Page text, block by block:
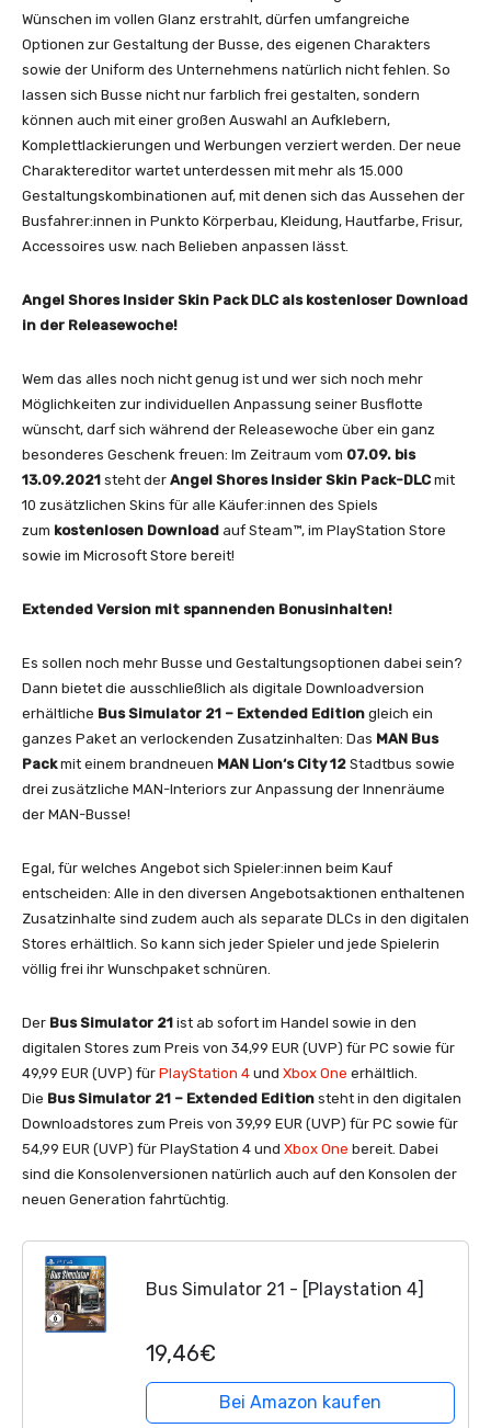
Wünschen im vollen Glanz erstrahlt, dürfen umfangreiche
Optionen zur Gestaltung der Busse, des eigenen Charakters
sowie der Uniform des Unternehmens natürlich nicht fehlen. So
lassen sich Busse nicht nur farblich frei gestalten, sondern
können auch mit einer großen Auswahl an Aufklebern,
Komplettlackierungen und Werbungen verziert werden. Der neue
Charaktereditor wartet unterdessen mit mehr als 15.000
Gestaltungskombinationen auf, mit denen sich das Aussehen der
Busfahrer:innen in Punkto Körperbau, Kleidung, Hautfarbe, Frisur,
Accessoires usw. nach Belieben anpassen lässt.
Angel Shores Insider Skin Pack DLC als kostenloser Download
in der Releasewoche!
Wem das alles noch nicht genug ist und wer sich noch mehr
Möglichkeiten zur individuellen Anpassung seiner Busflotte
wünscht, darf sich während der Releasewoche über ein ganz
besonderes Geschenk freuen: Im Zeitraum vom 07.09. bis
13.09.2021 steht der Angel Shores Insider Skin Pack-DLC mit
10 zusätzlichen Skins für alle Käufer:innen des Spiels
zum kostenlosen Download auf Steam™, im PlayStation Store
sowie im Microsoft Store bereit!
Extended Version mit spannenden Bonusinhalten!
Es sollen noch mehr Busse und Gestaltungsoptionen dabei sein?
Dann bietet die ausschließlich als digitale Downloadversion
erhältliche Bus Simulator 21 – Extended Edition gleich ein
ganzes Paket an verlockenden Zusatzinhalten: Das MAN Bus
Packmit einem brandneuen MAN Lion‘s City 12 Stadtbus sowie
drei zusätzliche MAN-Interiors zur Anpassung der Innenräume
der MAN-Busse!
Egal, für welches Angebot sich Spieler:innen beim Kauf
entscheiden: Alle in den diversen Angebotsaktionen enthaltenen
Zusatzinhalte sind zudem auch als separate DLCs in den digitalen
Stores erhältlich. So kann sich jeder Spieler und jede Spielerin
völlig frei ihr Wunschpaket schnüren.
Der Bus Simulator 21 ist ab sofort im Handel sowie in den
digitalen Stores zum Preis von 34,99 EUR (UVP) für PC sowie für
49,99 EUR (UVP) für PlayStation 4 und Xbox One erhältlich.
Die Bus Simulator 21 – Extended Edition steht in den digitalen
Downloadstores zum Preis von 39,99 EUR (UVP) für PC sowie für
54,99 EUR (UVP) für PlayStation 4 und Xbox One bereit. Dabei
sind die Konsolenversionen natürlich auch auf den Konsolen der
neuen Generation fahrtüchtig.
Bus Simulator 21 - [Playstation 4]
19,46€
Bei Amazon kaufen